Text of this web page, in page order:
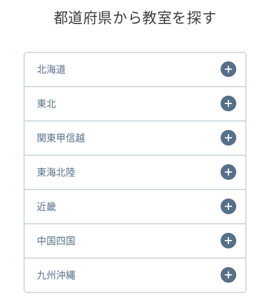
都道府県から教室を探す
北海道
東北
関東甲信越
東海北陸
近畿
中国四国
九州沖縄